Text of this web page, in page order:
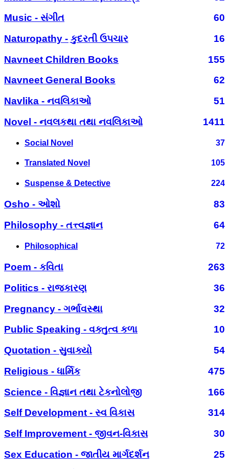
Music - સંગીત
60
Naturopathy - કુદરતી ઉપચાર
16
Navneet Children Books
155
Navneet General Books
62
Navlika - નવલિકાઓ
51
Novel - નવલકથા તથા નવલિકાઓ
1411
Social Novel 37
Translated Novel 105
Suspense & Detective 224
Osho - ઓશો
83
Philosophy - તત્ત્વજ્ઞાન
64
Philosophical 72
Poem - કવિતા
263
Politics - રાજકારણ
36
Pregnancy - ગર્ભાવસ્થા
32
Public Speaking - વક્તુત્વ કળા
10
Quotation - સુવાક્યો
54
Religious - ધાર્મિક
475
Science - વિજ્ઞાન તથા ટેકનોલોજી
166
Self Development - સ્વ વિકાસ
314
Self Improvement - જીવન-વિકાસ
30
Sex Education - જાતીય માર્ગદર્શન
25